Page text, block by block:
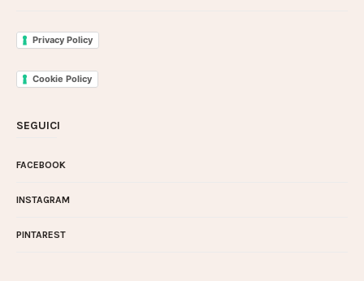
Privacy Policy
Cookie Policy
SEGUICI
FACEBOOK
INSTAGRAM
PINTAREST